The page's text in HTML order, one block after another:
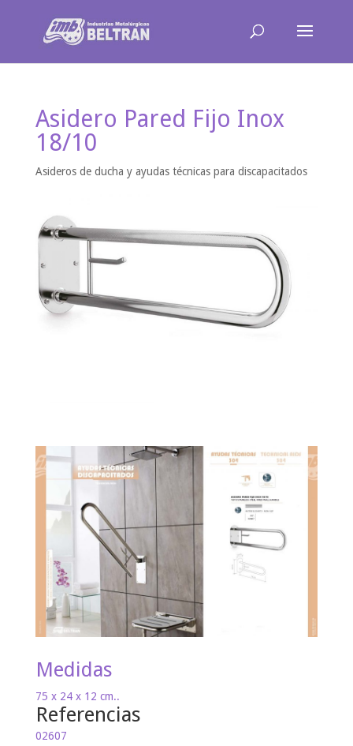
Asidero Pared Fijo Inox
18/10
Asideros de ducha y ayudas técnicas para discapacitados
Medidas
75 x 24 x 12 cm..
Referencias
02607